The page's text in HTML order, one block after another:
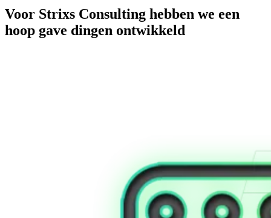
Voor Strixs Consulting hebben we een
hoop gave dingen ontwikkeld